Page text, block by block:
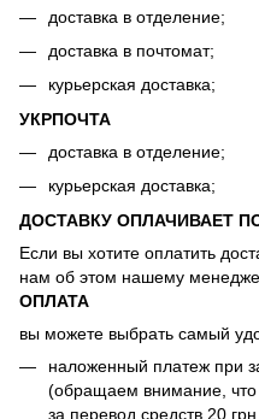
доставка в отделение;
доставка в почтомат;
курьерская доставка;
УКРПОЧТА
доставка в отделение;
курьерская доставка;
ДОСТАВКУ ОПЛАЧИВАЕТ
Если вы хотите оплатить
нам об этом нашему
ОПЛАТА
вы можете выбрать самый
наложенный платеж при
(обращаем внимание,
за перевод средств 20